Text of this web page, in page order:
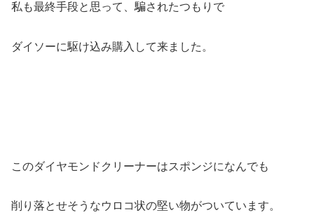
私も最終手段と思って、騙されたつもりで
ダイソーに駆け込み購入して来ました。
このダイヤモンドクリーナーはスポンジになんでも
削り落とせそうなウロコ状の堅い物がついています。